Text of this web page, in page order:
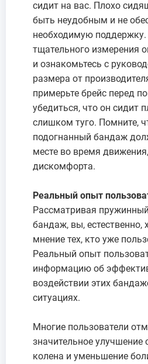
сидит на вас. Плохо
быть неудобным и не
необходимую поддержку.
тщательного измерения
и ознакомьтесь с
размера от
примерьте брейс перед
убедиться, что он сидит
слишком туго. Помните,
подогнанный бандаж
месте во время
дискомфорта.
Реальный опыт
Рассматривая
бандаж, вы, естественно,
мнение тех, кто уже
Реальный опыт
информацию об
воздействии этих
ситуациях.
Многие пользователи
значительное улучшение
колена и уменьшение